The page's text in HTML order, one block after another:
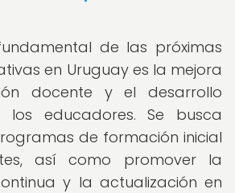
de las próximas
en Uruguay es la mejora
docente y el desarrollo
los educadores. Se busca
de formación inicial
así como promover la
y la actualización en